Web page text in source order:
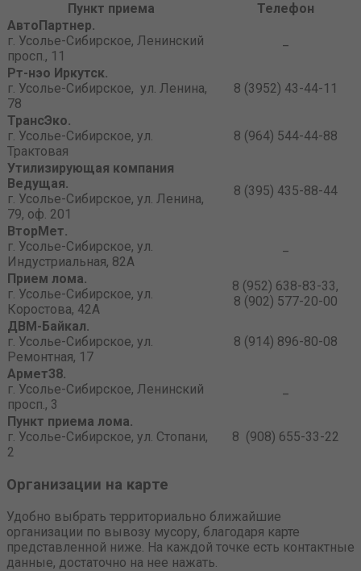
Пункт приема
Телефон
АвтоПартнер.
г. Усолье-Сибирское, Ленинский
просп., 11
Рт-нэо Иркутск.
г. Усолье-Сибирское, ул. Ленина,
78
8 (3952) 43-44-11
ТрансЭко.
г. Усолье-Сибирское, ул.
Трактовая
8 (964) 544-44-88
Утилизирующая компания
Ведущая.
г. Усолье-Сибирское, ул. Ленина,
79, оф. 201
8 (395) 435-88-44
ВторМет.
г. Усолье-Сибирское, ул.
Индустриальная, 82А
Прием лома.
г. Усолье-Сибирское, ул.
Коростова, 42А
8 (952) 638-83-33,
8 (902) 577-20-00
ДВМ-Байкал.
г. Усолье-Сибирское, ул.
Ремонтная, 17
8 (914) 896-80-08
Армет38.
г. Усолье-Сибирское, Ленинский
просп., 3
Пункт приема лома.
г. Усолье-Сибирское, ул. Стопани,
2
8 (908) 655-33-22
Организации на карте
Удобно выбрать территориально ближайшие
организации по вывозу мусору, благодаря карте
представленной ниже. На каждой точке есть контактные
данные, достаточно на нее нажать.